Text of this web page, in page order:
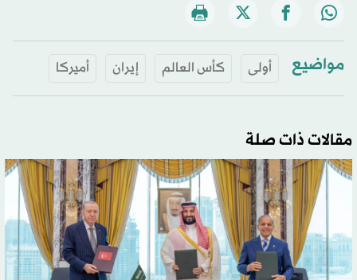
مواضيع أولى كأس العالم إيران أميركا
مقالات ذات صلة